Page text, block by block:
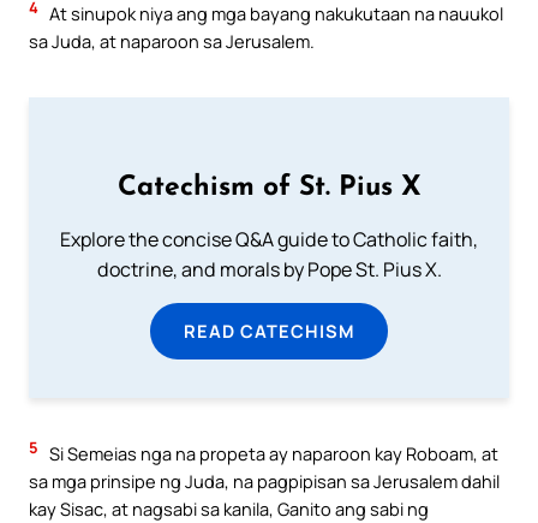
4 At sinupok niya ang mga bayang nakukutaan na nauukol
sa Juda, at naparoon sa Jerusalem.
Catechism of St. Pius X
Explore the concise Q&A guide to Catholic faith,
doctrine, and morals by Pope St. Pius X.
READ CATECHISM
5 Si Semeias nga na propeta ay naparoon kay Roboam, at
sa mga prinsipe ng Juda, na pagpipisan sa Jerusalem dahil
kay Sisac, at nagsabi sa kanila, Ganito ang sabi ng